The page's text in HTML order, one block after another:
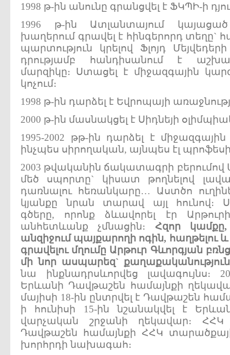
1998 թ-ին անունը գրանցվել է ՖԿՊԻ-ի
1996 թ-ին Ատլանտայում
խաղերում գրավել է հինգերորդ տեղը`
պարտություն կրելով Ֆլոյդ
դրությամբ հանդիսանում է
մարզիկը։ Ստացել է միջազգային
կոչում։
1998 թ-ին դարձել է Եվրոպայի
2000 թ-ին մասնակցել է Սիդնեյի
1995-2002 թթ-ին դարձել է
ինչպես սիրողական, այնպես էլ
2003 թվականին ճակատագրի բերումով
մեծ սպորտը` կիսատ թողնելով
դառնալու հեռանկարը… Աստծո
կյանքը նրան տարավ այլ հունով։
գծերը, որոնք ձևավորել էր
անհետևանք չմնացին։ Հզոր կամքը
անզիջում պայքարողի ոգին, հաղթելու և
գրավելու մղումը Արթուր Գևորգյան
մի նոր ասպարեզ` քաղաքականություն
նա ինքնադրսևորվեց լավագույնս։
Երևանի Դավթաշեն համայնքի
մայիսի 18-ին ընտրվել է Դավթաշեն
ի հունիսի 15-ին նշանակվել է
վարչական շրջանի ղեկավար։
Դավթաշեն համայնքի ՀՀԿ
խորհրդի նախագահ։